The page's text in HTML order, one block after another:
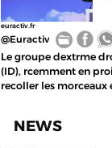
euractiv.fr
@Euractiv
Le groupe dextrme
(ID), rcemment en
recoller les morceaux
NEWS